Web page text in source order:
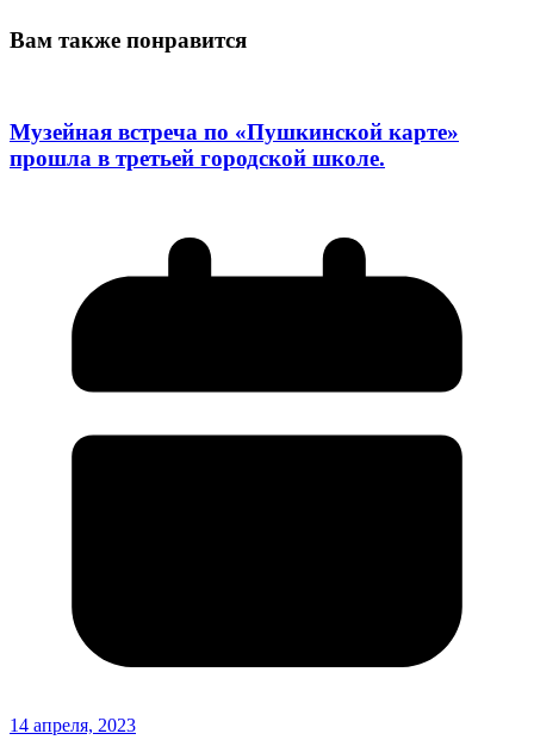
Вам также понравится
Музейная встреча по «Пушкинской карте»
прошла в третьей городской школе.
14 апреля, 2023